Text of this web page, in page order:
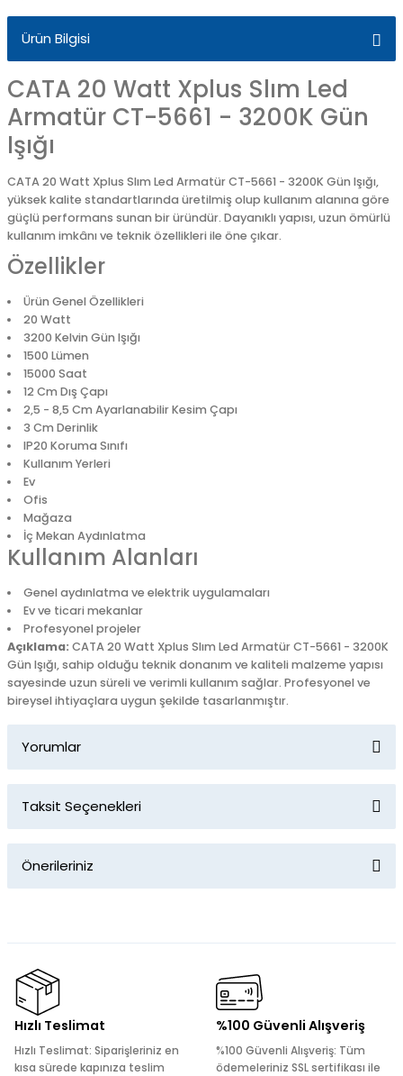
Ürün Bilgisi
CATA 20 Watt Xplus Slım Led
Armatür CT-5661 - 3200K Gün
Işığı
CATA 20 Watt Xplus Slım Led Armatür CT-5661 - 3200K Gün Işığı,
yüksek kalite standartlarında üretilmiş olup kullanım alanına göre
güçlü performans sunan bir üründür. Dayanıklı yapısı, uzun ömürlü
kullanım imkânı ve teknik özellikleri ile öne çıkar.
Özellikler
Ürün Genel Özellikleri
20 Watt
3200 Kelvin Gün Işığı
1500 Lümen
15000 Saat
12 Cm Dış Çapı
2,5 - 8,5 Cm Ayarlanabilir Kesim Çapı
3 Cm Derinlik
IP20 Koruma Sınıfı
Kullanım Yerleri
Ev
Ofis
Mağaza
İç Mekan Aydınlatma
Kullanım Alanları
Genel aydınlatma ve elektrik uygulamaları
Ev ve ticari mekanlar
Profesyonel projeler
Açıklama: CATA 20 Watt Xplus Slım Led Armatür CT-5661 - 3200K
Gün Işığı, sahip olduğu teknik donanım ve kaliteli malzeme yapısı
sayesinde uzun süreli ve verimli kullanım sağlar. Profesyonel ve
bireysel ihtiyaçlara uygun şekilde tasarlanmıştır.
Yorumlar
Taksit Seçenekleri
Önerileriniz
kullanarak tarafımıza iletebilirsiniz.
Görüş ve önerileriniz için teşekkür ederiz.
Ürün resmi kalitesiz, bozuk veya görüntülenemiyor.
Ürün bilgilerinde hatalar bulunuyor.
Hızlı Teslimat
Hızlı Teslimat: Siparişleriniz en
kısa sürede kapınıza teslim
%100 Güvenli Alışveriş
%100 Güvenli Alışveriş: Tüm
ödemeleriniz SSL sertifikası ile